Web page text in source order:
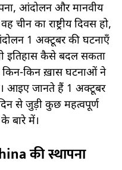
आंदोलन और मानवीय
चीन का राष्ट्रीय दिवस हो,
1 अक्टूबर की घटनाएँ
इतिहास कैसे बदल सकता
किन ख़ास घटनाओं ने
आइए जानते हैं 1 अक्टूबर
से जुड़ी कुछ महत्वपूर्ण
बारे में।
की स्थापना